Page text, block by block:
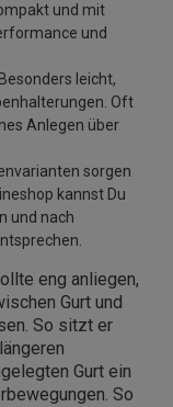
und mit
und
leicht,
Oft
Anlegen über
sorgen
kannst Du
und nach
eng anliegen,
Gurt und
So sitzt er
Gurt ein
So